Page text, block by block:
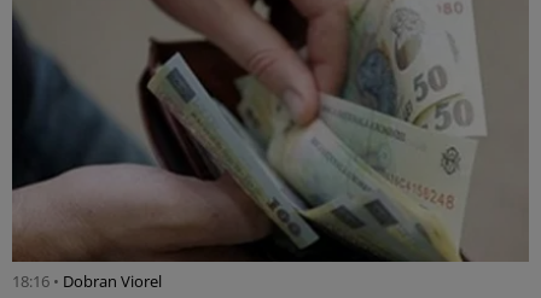
18:16 • Dobran Viorel